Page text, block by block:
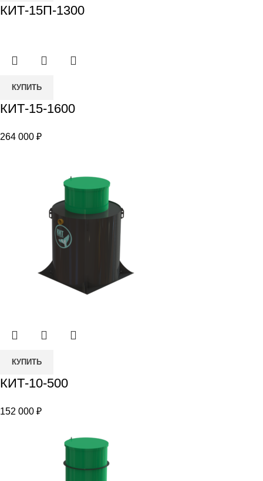
КИТ-15П-1300
Количество
КИТ-15-
КУПИТЬ
КИТ-15-1600
264 000 ₽
Количество
КИТ-10-
КУПИТЬ
КИТ-10-500
152 000 ₽